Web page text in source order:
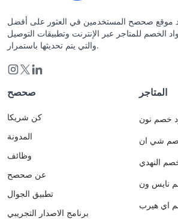
موقع صحصح المستخدمين في العثور على أفضل
الخصم للمتاجر عبر الإنترنت وتطبيقات التوصيل
والتي يتم تحديثها باستمرار.
صحصح
كن شريكا
المدونة
وظائف
عن صحصح
تطبيق الجوال
برنامج الاصدار التجريبي
المتاجر
خصم نون
شي ان
النهدي
نايس ون
اي هيرب